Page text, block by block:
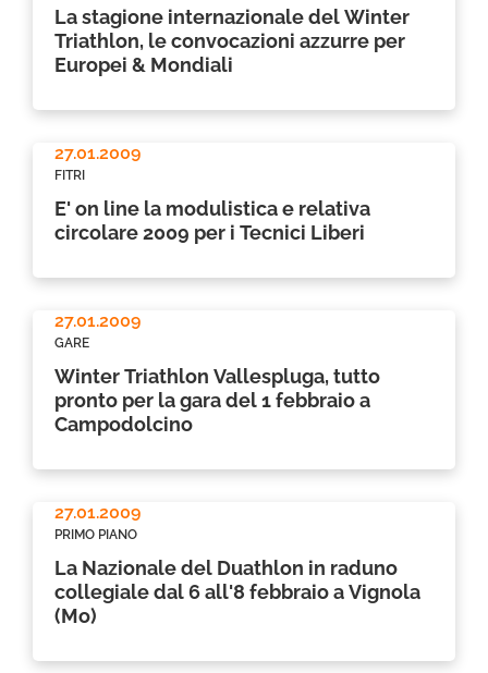
La stagione internazionale del Winter
Triathlon, le convocazioni azzurre per
Europei & Mondiali
27.01.2009
FITRI
E' on line la modulistica e relativa
circolare 2009 per i Tecnici Liberi
27.01.2009
GARE
Winter Triathlon Vallespluga, tutto
pronto per la gara del 1 febbraio a
Campodolcino
27.01.2009
PRIMO PIANO
La Nazionale del Duathlon in raduno
collegiale dal 6 all'8 febbraio a Vignola
(Mo)